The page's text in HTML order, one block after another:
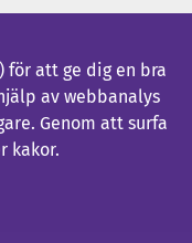
för att ge dig en bra
av webbanalys
Genom att surfa
kakor.